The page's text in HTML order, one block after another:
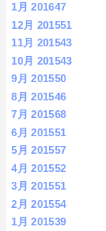
1月 201647
12月 201551
11月 201543
10月 201543
9月 201550
8月 201546
7月 201568
6月 201551
5月 201557
4月 201552
3月 201551
2月 201554
1月 201539